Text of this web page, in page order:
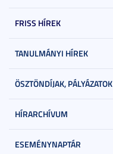
FRISS HÍREK
TANULMÁNYI HÍREK
ÖSZTÖNDÍJAK, PÁLYÁZATOK
HÍRARCHÍVUM
ESEMÉNYNAPTÁR